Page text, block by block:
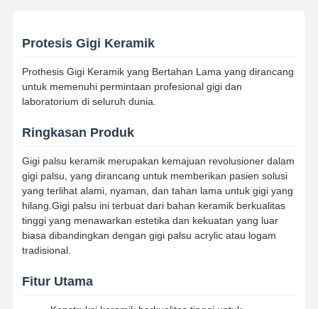
Protesis Gigi Keramik
Prothesis Gigi Keramik yang Bertahan Lama yang dirancang
untuk memenuhi permintaan profesional gigi dan
laboratorium di seluruh dunia.
Ringkasan Produk
Gigi palsu keramik merupakan kemajuan revolusioner dalam
gigi palsu, yang dirancang untuk memberikan pasien solusi
yang terlihat alami, nyaman, dan tahan lama untuk gigi yang
hilang.Gigi palsu ini terbuat dari bahan keramik berkualitas
tinggi yang menawarkan estetika dan kekuatan yang luar
biasa dibandingkan dengan gigi palsu acrylic atau logam
tradisional.
Fitur Utama